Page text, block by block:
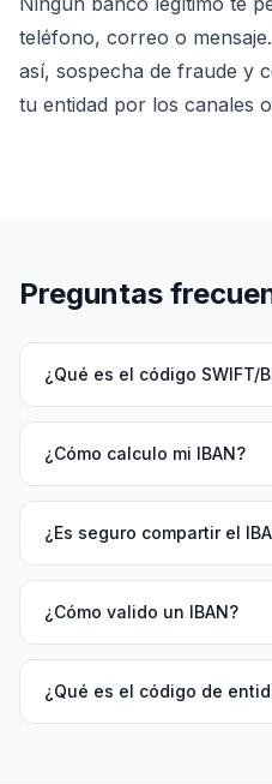
teléfono, correo o
así, sospecha de fraude y
tu entidad por los canales
Preguntas
¿Qué es el código SWIFT/
¿Cómo calculo mi IBAN?
¿Es seguro compartir el
¿Cómo valido un IBAN?
¿Qué es el código de